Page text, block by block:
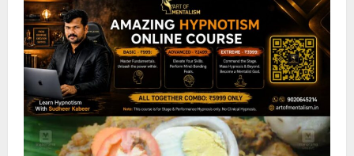
R
e
a
d